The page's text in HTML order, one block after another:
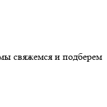
свяжемся и подберем